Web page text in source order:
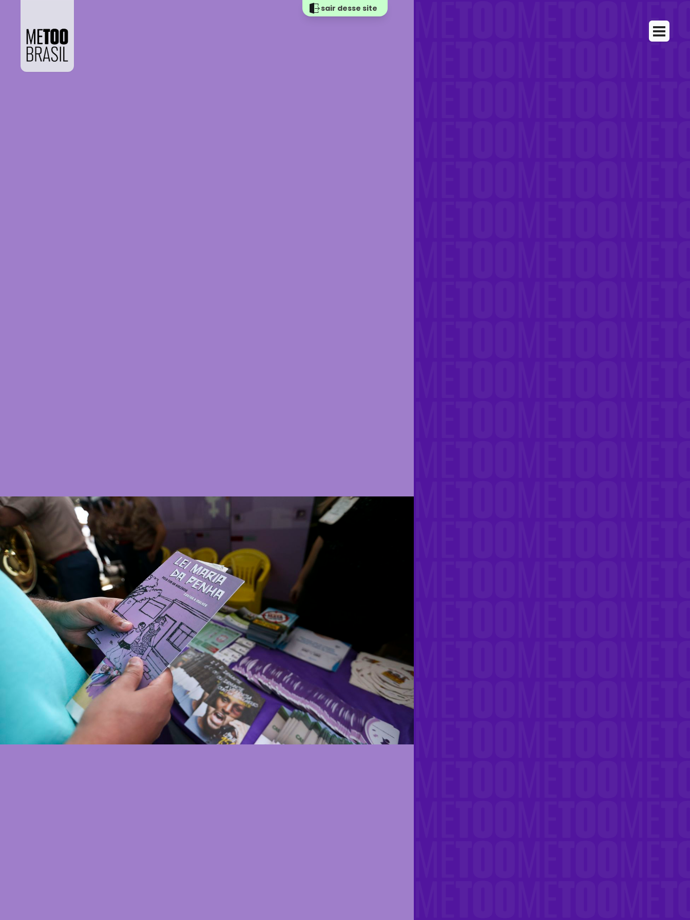
sair desse site